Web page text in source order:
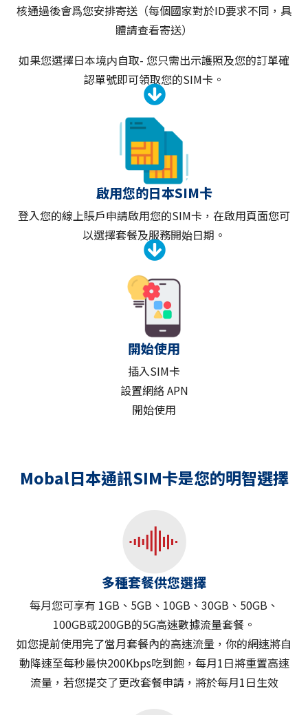
核通過後會爲您安排寄送（每個國家對於ID要求不同，具
體請查看寄送）
如果您選擇日本境内自取- 您只需出示護照及您的訂單確
認單號即可領取您的SIM卡。
啟用您的日本SIM卡
登入您的線上賬戶申請啟用您的SIM卡，在啟用頁面您可
以選擇套餐及服務開始日期。
開始使用
插入SIM卡
設置網絡 APN
開始使用
Mobal日本通訊SIM卡是您的明智選擇
多種套餐供您選擇
每月您可享有 1GB、5GB、10GB、30GB、50GB、
100GB或200GB的5G高速數據流量套餐。
如您提前使用完了當月套餐內的高速流量，你的網速將自
動降速至每秒最快200Kbps吃到飽，每月1日將重置高速
流量，若您提交了更改套餐申請，將於每月1日生效